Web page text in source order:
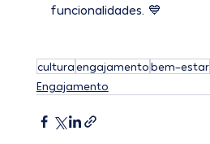
funcionalidades. 💙
culturaengajamentobem-estar
Engajamento